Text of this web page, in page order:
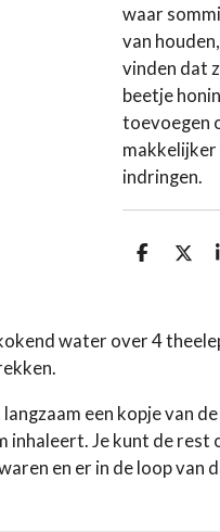
waar
van
vinden dat
beetje
toevoegen
indringen.
D
n
D
water over 4
een kopje van
inhaleert. Je kunt de rest
en er in de loop van